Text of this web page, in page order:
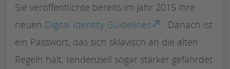
Sie veröffentlichte bereits im Jahr 2015 ihre
neuen Digital Identity Guidelines
. Danach ist
ein Passwort, das sich sklavisch an die alten
Regeln hält, tendenziell sogar stärker gefährdet